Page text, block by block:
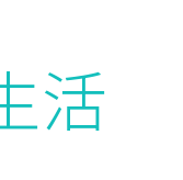
活